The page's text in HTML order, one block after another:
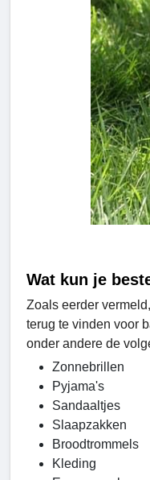
Wat kun je
Zoals eerder
terug te vinden voor
onder andere de
Zonnebrillen
Pyjama's
Sandaaltjes
Slaapzakken
Broodtrommels
Kleding